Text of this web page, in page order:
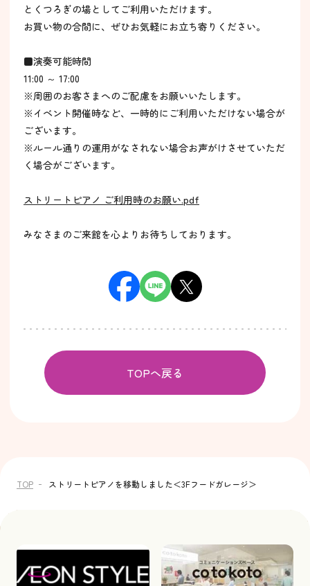
とくつろぎの場としてご利用いただけます。
お買い物の合間に、ぜひお気軽にお立ち寄りください。
■演奏可能時間
11:00 ～ 17:00
※周囲のお客さまへのご配慮をお願いいたします。
※イベント開催時など、一時的にご利用いただけない場合が
ございます。
※ルール通りの運用がなされない場合お声がけさせていただ
く場合がございます。
ストリートピアノ ご利用時のお願い.pdf
みなさまのご来館を心よりお待ちしております。
TOPへ戻る
TOP ストリートピアノを移動しました＜3Fフードガレージ＞